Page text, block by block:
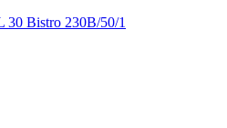
30 Bistro 230B/50/1